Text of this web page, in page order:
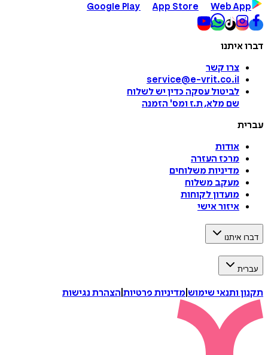
Google Play
App Store Web App
דברו איתנו
צרו קשר
service@e-vrit.co.il
לביטול עסקה כדין יש לשלוח
שם מלא, ת.ז ומס' הזמנה
עברית
אודות
מרכז העזרה
מדיניות משלוחים
מעקב משלוח
מועדון לקוחות
איזור אישי
דברו איתנו
עברית
תקנון ותנאי שימוש מדיניות פרטיות הצהרת נגישות